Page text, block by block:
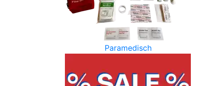
Paramedisch